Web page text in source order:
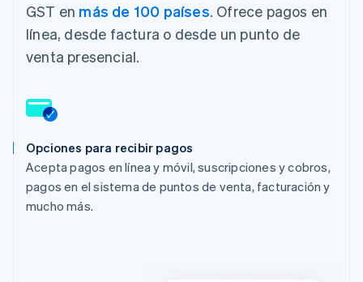
GST en más de 100 países. Ofrece pagos en
línea, desde factura o desde un punto de
venta presencial.
Opciones para recibir pagos
Acepta pagos en línea y móvil, suscripciones y cobros,
pagos en el sistema de puntos de venta, facturación y
mucho más.